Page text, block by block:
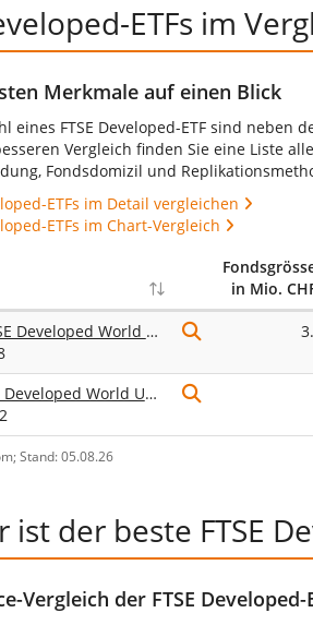
ETFs im
Merkmale auf einen Blick
eines FTSE Developed-ETF sind neben
Vergleich finden Sie eine Liste
Fondsdomizil und
ETFs im Detail vergleichen
ETFs im Chart-Vergleich
in Mio.
Vanguard FTSE Developed World UCITS ETF Distributing
Franklin FTSE Developed World UCITS ETF USD Capitalisation
Stand: 05.08.26
ist der beste FTSE
Vergleich der FTSE Developed-